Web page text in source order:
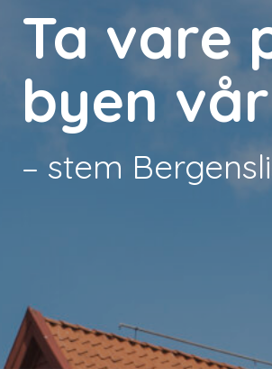
Ta vare
byen vår
– stem